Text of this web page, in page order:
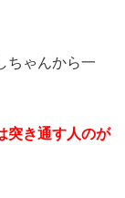
ちゃんから一
突き通す人のが